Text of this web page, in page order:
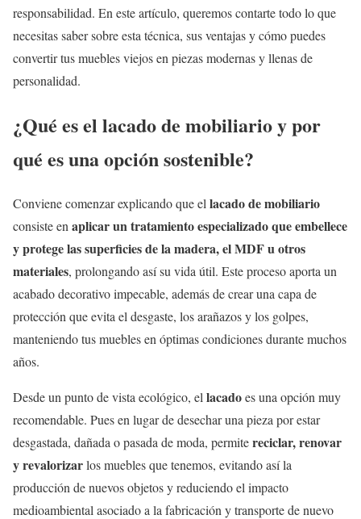
responsabilidad. En este artículo, queremos contarte todo lo que
necesitas saber sobre esta técnica, sus ventajas y cómo puedes
convertir tus muebles viejos en piezas modernas y llenas de
personalidad.
¿Qué es el lacado de mobiliario y por
qué es una opción sostenible?
Conviene comenzar explicando que el lacado de mobiliario
consiste en aplicar un tratamiento especializado que embellece
y protege las superficies de la madera, el MDF u otros
materiales, prolongando así su vida útil. Este proceso aporta un
acabado decorativo impecable, además de crear una capa de
protección que evita el desgaste, los arañazos y los golpes,
manteniendo tus muebles en óptimas condiciones durante muchos
años.
Desde un punto de vista ecológico, el lacadoes una opción muy
recomendable. Pues en lugar de desechar una pieza por estar
desgastada, dañada o pasada de moda, permitereciclar, renovar
y revalorizarlos muebles que tenemos, evitando así la
producción de nuevos objetos y reduciendo el impacto
medioambiental asociado a la fabricación y transporte de nuevo